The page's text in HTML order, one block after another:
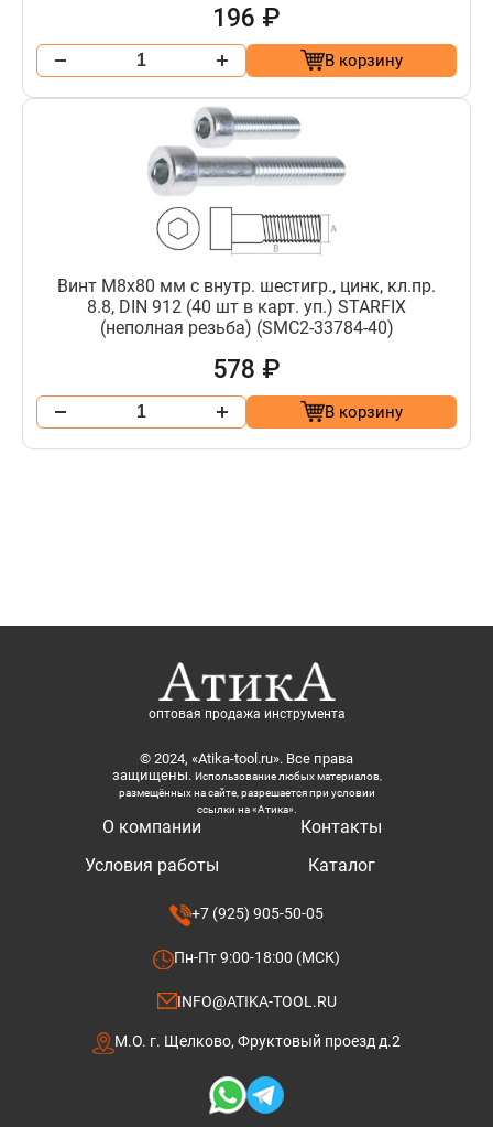
196 ₽
В корзину
Винт М8х80 мм с внутр. шестигр., цинк, кл.пр.
8.8, DIN 912 (40 шт в карт. уп.) STARFIX
(неполная резьба) (SMC2-33784-40)
578 ₽
В корзину
оптовая продажа инструмента
© 2024, «Atika-tool.ru». Все права
защищены. Использование любых материалов,
размещённых на сайте, разрешается при условии
ссылки на «Атика».
О компании
Условия работы
Контакты
Каталог
+7 (925) 905-50-05
Пн-Пт 9:00-18:00 (МСК)
INFO@ATIKA-TOOL.RU
М.О. г. Щелково, Фруктовый проезд д.2